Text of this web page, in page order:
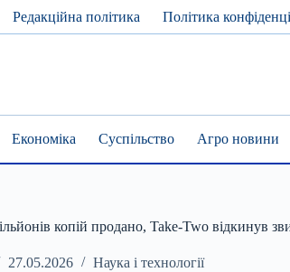
Редакційна політика Політика
Економіка Суспільство Агро новини
копій продано, Take-Two відкинув
27.05.2026 Наука і технології